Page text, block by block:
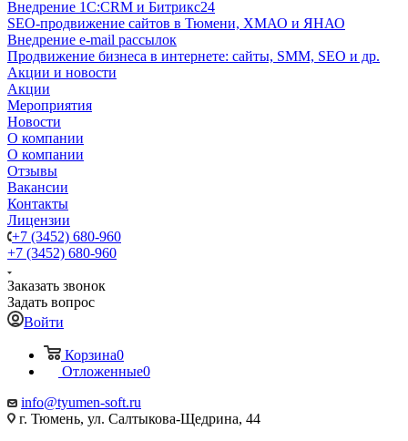
Внедрение 1C:CRM и Битрикс24
SEO-продвижение сайтов в Тюмени, ХМАО и ЯНАО
Внедрение e-mail рассылок
Продвижение бизнеса в интернете: сайты, SMM, SEO и др.
Акции и новости
Акции
Мероприятия
Новости
О компании
О компании
Отзывы
Вакансии
Контакты
Лицензии
+7 (3452) 680-960
+7 (3452) 680-960
Заказать звонок
Задать вопрос
Войти
Корзина0
Отложенные0
info@tyumen-soft.ru
г. Тюмень, ул. Салтыкова-Щедрина, 44